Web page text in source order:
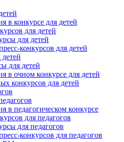
в конкурсе для детей
для детей
для детей
конкурсов для детей
для детей
в очном конкурсе для детей
конкурсов для детей
в педагогическом конкурсе
для педагогов
для педагогов
конкурсов для педагогов